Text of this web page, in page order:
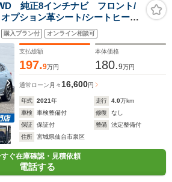
純正8インチナビ フロント/
プション革シート/シートヒータ
ート 純正18インチアルミホイ
巻きステアリング/パドルシフ
購入プラン付 オンライン相談可
支払総額
197.9万円
本体価格
180.9万円
通常ローン 月々16,600円
年式 2021年 走行 4.0万km
車検
車検整備付 修復
なし
保証
保証付 整備
法定整備付
住所
宮城県仙台市泉区
ぐ在庫確認・見積依頼
電話する